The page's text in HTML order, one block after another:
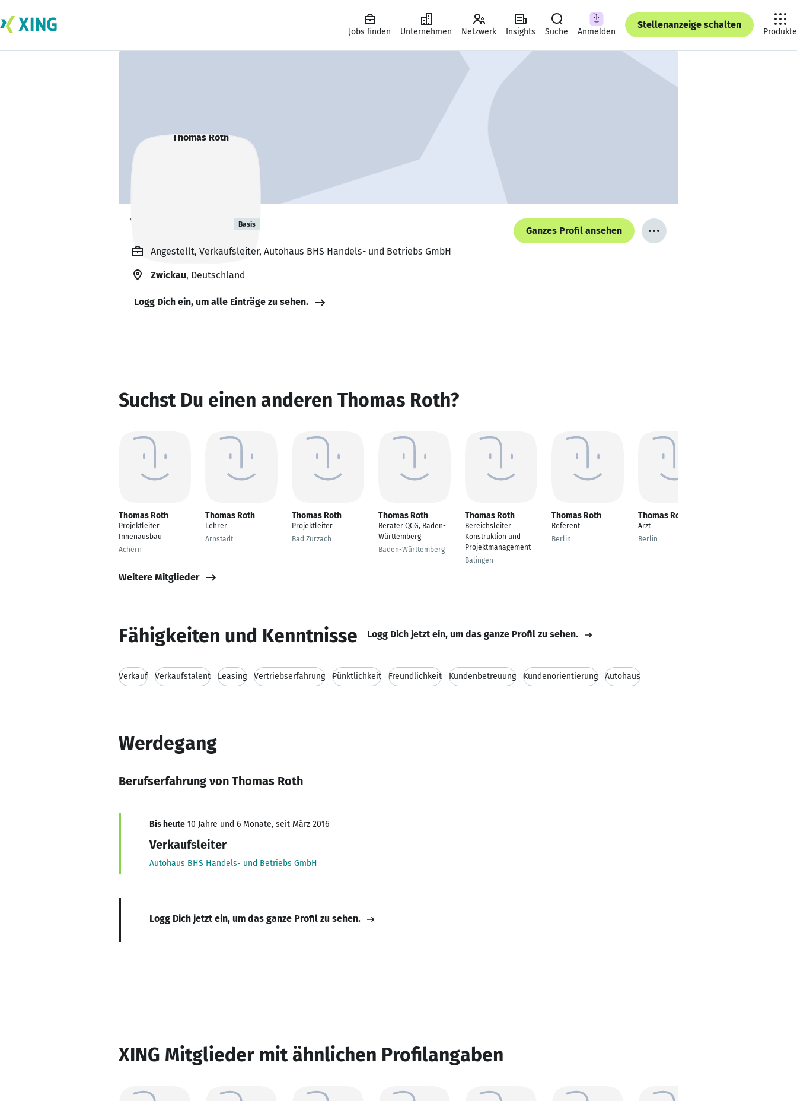
Jobs finden Unternehmen Netzwerk Insights Suche Anmelden
Stellenanzeige schalten
Produkte
Thomas Roth Basis
Ganzes Profil ansehen
Angestellt, Verkaufsleiter, Autohaus BHS Handels- und Betriebs GmbH
Zwickau, Deutschland
Logg Dich ein, um alle Einträge zu sehen.
Suchst Du einen anderen Thomas Roth?
Thomas Roth
Projektleiter
Innenausbau
Achern
Thomas Roth
Lehrer
Arnstadt
Thomas Roth
Projektleiter
Bad Zurzach
Thomas Roth
Berater QCG, Baden-
Württemberg
Baden-Württemberg
Thomas Roth
Bereichsleiter
Konstruktion und
Projektmanagement
Balingen
Thomas Roth
Referent
Berlin
Thomas Roth
Arzt
Berlin
Weitere Mitglieder
Fähigkeiten und Kenntnisse Logg Dich jetzt ein, um das ganze Profil zu sehen.
Verkauf Verkaufstalent Leasing Vertriebserfahrung Pünktlichkeit Freundlichkeit Kundenbetreuung Kundenorientierung Autohaus
Werdegang
Berufserfahrung von Thomas Roth
Bis heute 10 Jahre und 6 Monate, seit März 2016
Verkaufsleiter
Autohaus BHS Handels- und Betriebs GmbH
Logg Dich jetzt ein, um das ganze Profil zu sehen.
XING Mitglieder mit ähnlichen Profilangaben